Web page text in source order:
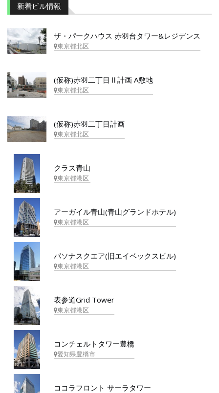
新着ビル情報
ザ・パークハウス 赤羽台タワー&レジデンス
東京都北区
(仮称)赤羽二丁目Ⅱ計画 A敷地
東京都北区
(仮称)赤羽二丁目計画
東京都北区
クラス青山
東京都港区
アーガイル青山(青山グランドホテル)
東京都港区
パソナスクエア(旧エイベックスビル)
東京都港区
表参道Grid Tower
東京都港区
コンチェルトタワー豊橋
愛知県豊橋市
ココラフロント サーラタワー